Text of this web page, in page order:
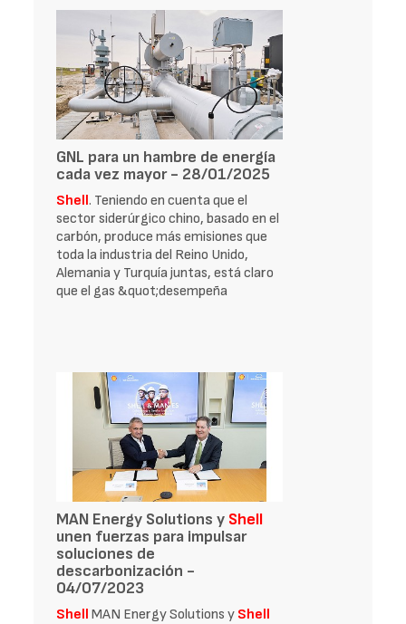
GNL para un hambre de energía
cada vez mayor - 28/01/2025
Shell. Teniendo en cuenta que el
sector siderúrgico chino, basado en el
carbón, produce más emisiones que
toda la industria del Reino Unido,
Alemania y Turquía juntas, está claro
que el gas &quot;desempeña
MAN Energy Solutions y Shell
unen fuerzas para impulsar
soluciones de
descarbonización -
04/07/2023
Shell MAN Energy Solutions y Shell